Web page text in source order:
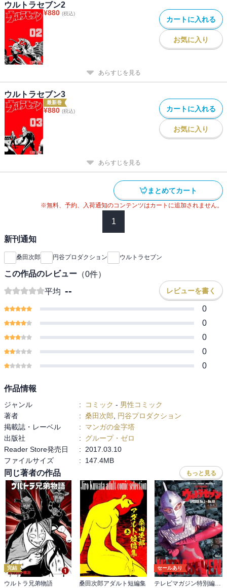
ウルトラセブン2
¥880 (税込)
カートに入れる
お気に入り
あらすじを見る
ウルトラセブン3
最新巻
¥880 (税込) カートに入れる
お気に入り
あらすじを見る
まとめてカート
※無料、予約、入荷通知のコンテンツはカートに追加されません。
1
新刊通知
桑田次郎 円谷プロダクション ウルトラセブン
この作品のレビュー （0件）
平均 -- レビューを書く
0
0
0
0
0
作品情報
ジャンル : コミック - 男性コミック
著者
: 桑田次郎
円谷プロダクション
掲載誌・レーベル
:
マンガの金字塔
出版社
:
グループ・ゼロ
Reader Store発売日
:
2017.03.10
ファイルサイズ
: 147.4MB
同じ著者の作品 もっと見る
完結
ウルトラ兄弟物語 桑田次郎アダルト短編集
セールあり
テレビマガジン特別編集 ウルトラセブン ＥＰＩＳＯＤＥ Ｎｏ．１～Ｎｏ．４９